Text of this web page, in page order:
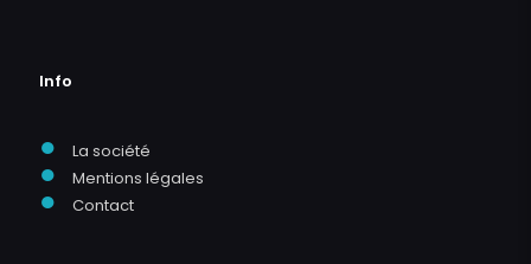
Info
● La société
● Mentions légales
● Contact